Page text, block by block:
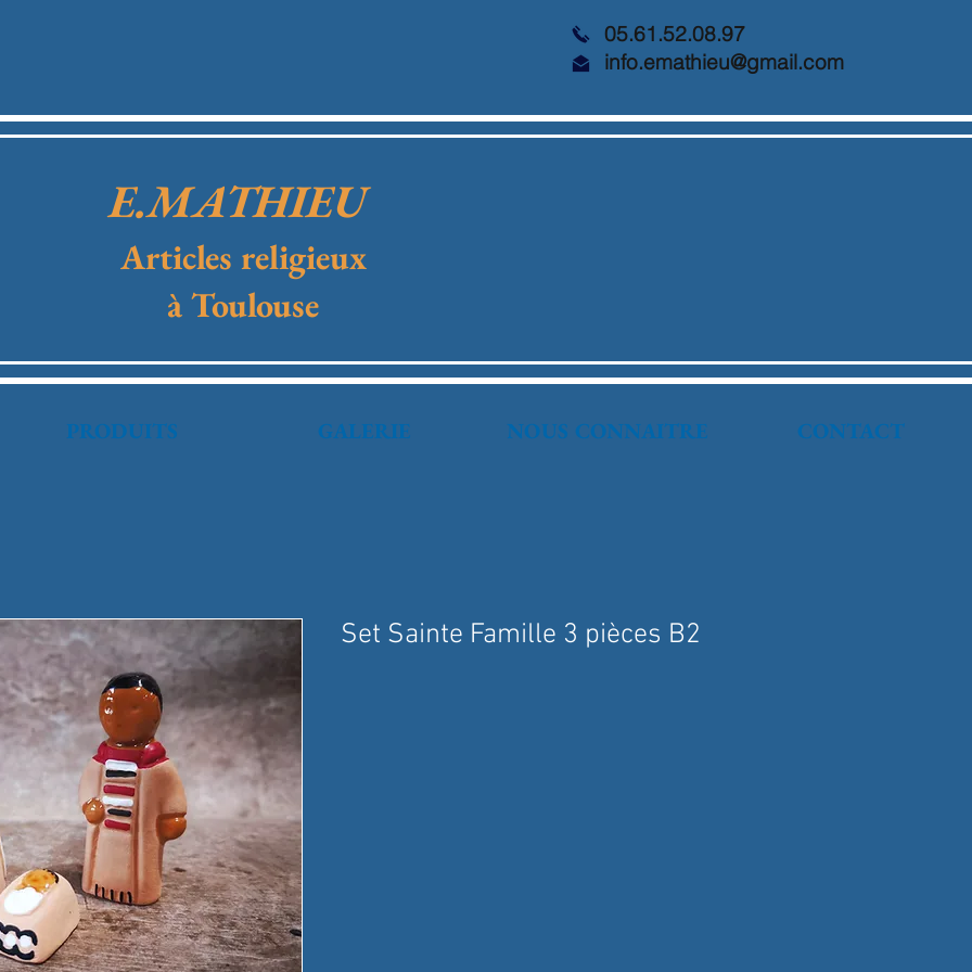
05.61.52.08.97
info.emathieu@gmail.com
E.MATHIEU
Articles religieux
à Toulouse
PRODUITS GALERIE NOUS CONNAITRE CONTACT
Set Sainte Famille 3 pièces B2